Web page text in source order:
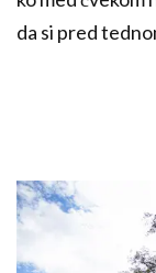
da si pred